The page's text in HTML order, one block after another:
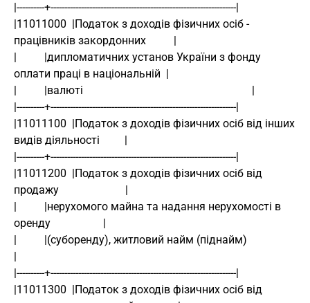
|----------+-------------------------------------------------------------------|
|11011000  |Податок з доходів фізичних осіб -
працівників закордонних          |
|          |дипломатичних установ України з фонду
оплати праці в національній  |
|          |валюті                                                             |
|----------+-------------------------------------------------------------------|
|11011100  |Податок з доходів фізичних осіб від інших
видів діяльності         |
|----------+-------------------------------------------------------------------|
|11011200  |Податок з доходів фізичних осіб від
продажу                        |
|          |нерухомого майна та надання нерухомості в
оренду                   |
|          |(суборенду), житловий найм (піднайм)
|
|----------+-------------------------------------------------------------------|
|11011300  |Податок з доходів фізичних осіб від